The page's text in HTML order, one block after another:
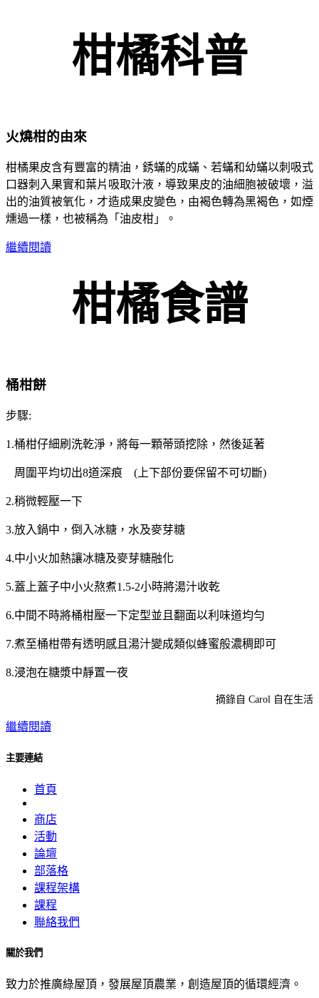
柑橘科普
火燒柑的由來
柑橘果皮含有豐富的精油，銹蟎的成蟎、若蟎和幼蟎以刺吸式
口器刺入果實和葉片吸取汁液，導致果皮的油細胞被破壞，溢
出的油質被氧化，才造成果皮變色，由褐色轉為黑褐色，如煙
燻過一樣，也被稱為「油皮柑」。​
繼續閱讀
柑橘食譜
桶柑餅
步驟:
1.桶柑仔細刷洗乾淨，將每一顆蒂頭挖除，然後延著
周圍平均切出8道深痕 (上下部份要保留不可切斷)
2.稍微輕壓一下
3.放入鍋中，倒入冰糖，水及麥芽糖
4.中小火加熱讓冰糖及麥芽糖融化
5.蓋上蓋子中小火熬煮1.5-2小時將湯汁收乾
6.中間不時將桶柑壓一下定型並且翻面以利味道均勻
7.煮至桶柑帶有透明感且湯汁變成類似蜂蜜般濃稠即可
8.浸泡在糖漿中靜置一夜
摘錄自 Carol 自在生活
繼續閱讀
主要連結
首頁
商店
活動
論壇
部落格
課程架構
課程
聯絡我們
關於我們
致力於推廣綠屋頂，發展屋頂農業，創造屋頂的循環經濟。